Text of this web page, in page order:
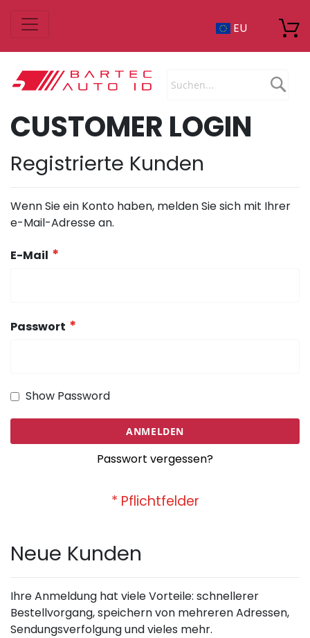
Zum
Inhalt
EU
CUSTOMER LOGIN
Registrierte Kunden
Wenn Sie ein Konto haben, melden Sie sich mit Ihrer
e-Mail-Adresse an.
E-Mail
Passwort
Show Password
ANMELDEN
Passwort vergessen?
Neue Kunden
Ihre Anmeldung hat viele Vorteile: schnellerer
Bestellvorgang, speichern von mehreren Adressen,
Sendungsverfolgung und vieles mehr.